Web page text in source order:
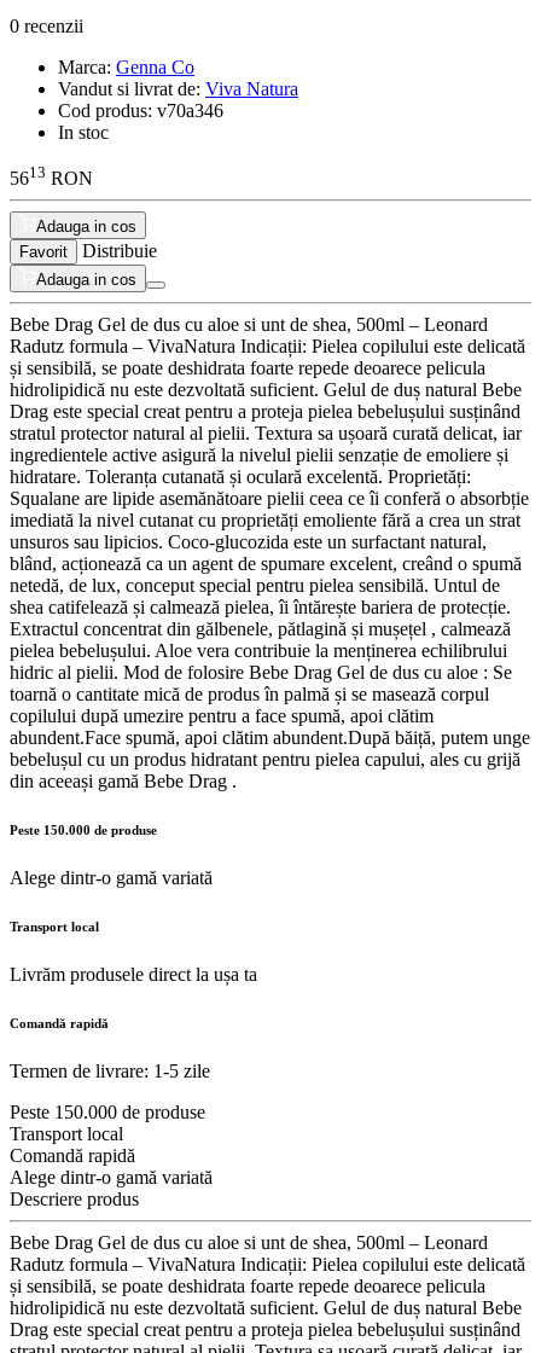
0 recenzii
Marca: Genna Co
Vandut si livrat de: Viva Natura
Cod produs: v70a346
In stoc
5613 RON
Adauga in cos
Favorit
Distribuie
Adauga in cos
Bebe Drag Gel de dus cu aloe si unt de shea, 500ml – Leonard
Radutz formula – VivaNatura Indicații: Pielea copilului este delicată
și sensibilă, se poate deshidrata foarte repede deoarece pelicula
hidrolipidică nu este dezvoltată suficient. Gelul de duș natural Bebe
Drag este special creat pentru a proteja pielea bebelușului susținând
stratul protector natural al pielii. Textura sa ușoară curată delicat, iar
ingredientele active asigură la nivelul pielii senzație de emoliere și
hidratare. Toleranța cutanată și oculară excelentă. Proprietăți:
Squalane are lipide asemănătoare pielii ceea ce îi conferă o absorbție
imediată la nivel cutanat cu proprietăți emoliente fără a crea un strat
unsuros sau lipicios. Coco-glucozida este un surfactant natural,
blând, acționează ca un agent de spumare excelent, creând o spumă
netedă, de lux, conceput special pentru pielea sensibilă. Untul de
shea catifelează și calmează pielea, îi întărește bariera de protecție.
Extractul concentrat din gălbenele, pătlagină și mușețel , calmează
pielea bebelușului. Aloe vera contribuie la menținerea echilibrului
hidric al pielii. Mod de folosire Bebe Drag Gel de dus cu aloe : Se
toarnă o cantitate mică de produs în palmă și se masează corpul
copilului după umezire pentru a face spumă, apoi clătim
abundent.Face spumă, apoi clătim abundent.După băiță, putem unge
bebelușul cu un produs hidratant pentru pielea capului, ales cu grijă
din aceeași gamă Bebe Drag .
Peste 150.000 de produse
Alege dintr-o gamă variată
Transport local
Livrăm produsele direct la ușa ta
Comandă rapidă
Termen de livrare: 1-5 zile
Peste 150.000 de produse
Transport local
Comandă rapidă
Alege dintr-o gamă variată
Descriere produs
Bebe Drag Gel de dus cu aloe si unt de shea, 500ml – Leonard
Radutz formula – VivaNatura Indicații: Pielea copilului este delicată
și sensibilă, se poate deshidrata foarte repede deoarece pelicula
hidrolipidică nu este dezvoltată suficient. Gelul de duș natural Bebe
Drag este special creat pentru a proteja pielea bebelușului susținând